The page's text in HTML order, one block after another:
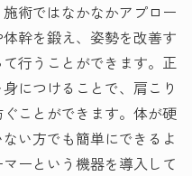
術ではなかなかアプロー
幹を鍛え、姿勢を改善す
行うことができます。正
につけることで、肩こり
ことができます。体が硬
い方でも簡単にできるよ
ーという機器を導入して